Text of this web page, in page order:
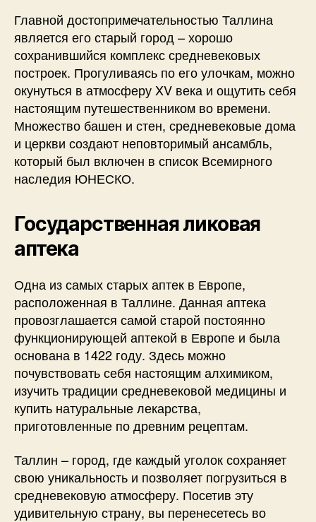
Главной достопримечательностью Таллина
является его старый город – хорошо
сохранившийся комплекс средневековых
построек. Прогуливаясь по его улочкам, можно
окунуться в атмосферу XV века и ощутить себя
настоящим путешественником во времени.
Множество башен и стен, средневековые дома
и церкви создают неповторимый ансамбль,
который был включен в список Всемирного
наследия ЮНЕСКО.
Государственная ликовая
аптека
Одна из самых старых аптек в Европе,
расположенная в Таллине. Данная аптека
провозглашается самой старой постоянно
функционирующей аптекой в Европе и была
основана в 1422 году. Здесь можно
почувствовать себя настоящим алхимиком,
изучить традиции средневековой медицины и
купить натуральные лекарства,
приготовленные по древним рецептам.
Таллин – город, где каждый уголок сохраняет
свою уникальность и позволяет погрузиться в
средневековую атмосферу. Посетив эту
удивительную страну, вы перенесетесь во